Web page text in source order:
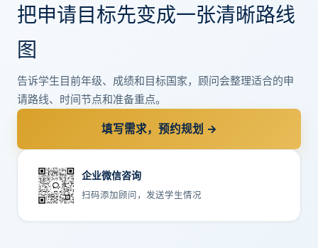
把申请目标先变成一张清晰路线
图
告诉学生目前年级、成绩和目标国家，顾问会整理适合的申
请路线、时间节点和准备重点。
填写需求，预约规划 →
企业微信咨询
扫码添加顾问，发送学生情况